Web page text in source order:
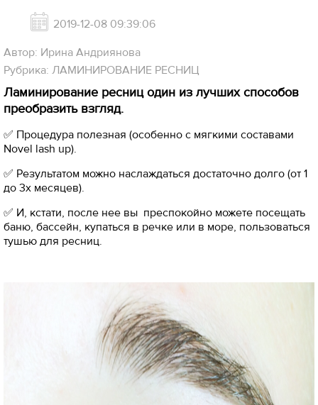
2019-12-08 09:39:06
Автор: Ирина Андриянова
Рубрика: ЛАМИНИРОВАНИЕ РЕСНИЦ
Ламинирование ресниц один из лучших способов
преобразить взгляд.
✅ Процедура полезная (особенно с мягкими составами
Novel lash up).
✅ Результатом можно наслаждаться достаточно долго (от 1
до 3х месяцев).
✅ И, кстати, после нее вы преспокойно можете посещать
баню, бассейн, купаться в речке или в море, пользоваться
тушью для ресниц.